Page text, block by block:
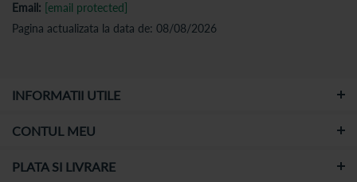
Email: [email protected]
Pagina actualizata la data de: 08/08/2026
INFORMATII UTILE
CONTUL MEU
PLATA SI LIVRARE